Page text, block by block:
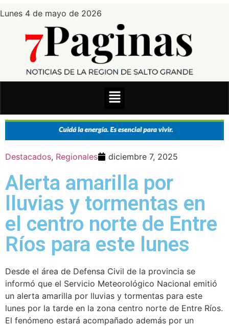
Lunes 4 de mayo de 2026
Destacados, Regionales diciembre 7, 2025
Alerta amarilla por
lluvias y tormentas en
el centro norte de Entre
Ríos para este lunes
Desde el área de Defensa Civil de la provincia se
informó que el Servicio Meteorológico Nacional emitió
un alerta amarilla por lluvias y tormentas para este
lunes por la tarde en la zona centro norte de Entre Ríos.
El fenómeno estará acompañado además por un